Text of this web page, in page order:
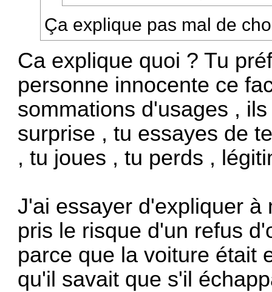
Ça explique pas mal de
Ca explique quoi ? Tu
personne innocente ce
sommations d'usages ,
surprise , tu essayes de
, tu joues , tu perds ,
J'ai essayer d'expliquer
pris le risque d'un refus
parce que la voiture était
qu'il savait que s'il